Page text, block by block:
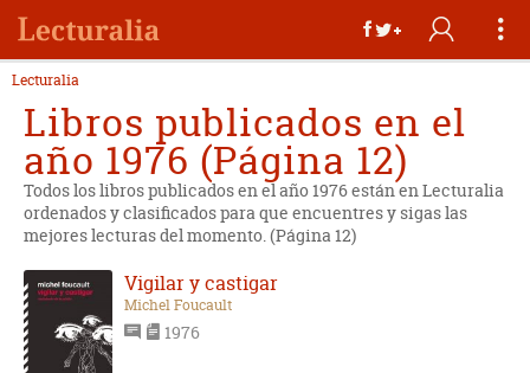
Lecturalia
Libros publicados en el
año 1976 (Página 12)
Todos los libros publicados en el año 1976 están en Lecturalia
ordenados y clasificados para que encuentres y sigas las
mejores lecturas del momento. (Página 12)
Vigilar y castigar
Michel Foucault
1976